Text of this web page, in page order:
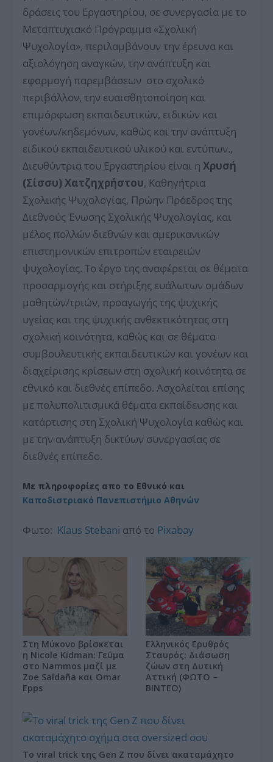
δράσεις του Εργαστηρίου, σε συνεργασία με το
Μεταπτυχιακό Πρόγραμμα «Σχολική
Ψυχολογία», περιλαμβάνουν την έρευνα και
αξιολόγηση αναγκών, την ανάπτυξη και
εφαρμογή παρεμβάσεων στο σχολικό
περιβάλλον, την ευαισθητοποίηση και
επιμόρφωση εκπαιδευτικών, ειδικών και
γονέων/κηδεμόνων, καθώς και την ανάπτυξη
ειδικού εκπαιδευτικού υλικού και εντύπων.,
Διευθύντρια του Εργαστηρίου είναι ηΧρυσή
(Σίσσυ) Χατζηχρήστου, Καθηγήτρια
Σχολικής Ψυχολογίας, Πρώην Πρόεδρος της
Διεθνούς Ένωσης Σχολικής Ψυχολογίας, και
μέλος πολλών διεθνών και αμερικανικών
επιστημονικών επιτροπών εταιρειών
ψυχολογίας. Το έργο της αναφέρεται σε θέματα
προσαρμογής και στήριξης ευάλωτων ομάδων
μαθητών/τριών, προαγωγής της ψυχικής
υγείας και της ψυχικής ανθεκτικότητας στη
σχολική κοινότητα, καθώς και σε θέματα
συμβουλευτικής εκπαιδευτικών και γονέων και
διαχείρισης κρίσεων στη σχολική κοινότητα σε
εθνικό και διεθνές επίπεδο. Ασχολείται επίσης
με πολυπολιτισμικά θέματα εκπαίδευσης και
κατάρτισης στη Σχολική Ψυχολογία καθώς και
με την ανάπτυξη δικτύων συνεργασίας σε
διεθνές επίπεδο.
Με πληροφορίες απο το Εθνικό και
Καποδιστριακό Πανεπιστήμιο Αθηνών
Φωτο: Klaus Stebani από το Pixabay
Στη Μύκονο βρίσκεται
η Nicole Kidman: Γεύμα
στο Nammos μαζί με
Zoe Saldaña και Omar
Epps
Ελληνικός Ερυθρός
Σταυρός: Διάσωση
ζώων στη Δυτική
Αττική (ΦΩΤΟ –
ΒΙΝΤΕΟ)
Το viral trick της Gen Z που δίνει ακαταμάχητο